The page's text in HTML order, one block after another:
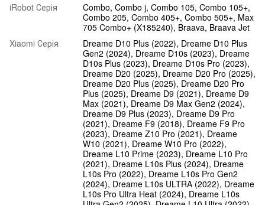
iRobot Серія
Combo, Combo j, Combo 105, Combo 105+,
Combo 205, Combo 405+, Combo 505+, Max
705 Combo+ (X185240), Braava, Braava Jet
Xiaomi Серія
Dreame D10 Plus (2022), Dreame D10 Plus
Gen2 (2024), Dreame D10s (2023), Dreame
D10s Plus (2023), Dreame D10s Pro (2023),
Dreame D20 (2025), Dreame D20 Pro (2025),
Dreame D20 Plus (2025), Dreame D20 Pro
Plus (2025), Dreame D9 (2021), Dreame D9
Max (2021), Dreame D9 Max Gen2 (2024),
Dreame D9 Plus (2023), Dreame D9 Pro
(2021), Dreame F9 (2018), Dreame F9 Pro
(2023), Dreame Z10 Pro (2021), Dreame
W10 (2021), Dreame W10 Pro (2022),
Dreame L10 Prime (2023), Dreame L10 Pro
(2021), Dreame L10s Plus (2024), Dreame
L10s Pro (2022), Dreame L10s Pro Gen2
(2024), Dreame L10s ULTRA (2022), Dreame
L10s Pro Ultra Heat (2024), Dreame L10s